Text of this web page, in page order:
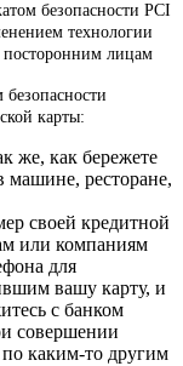
безопасности PCI
технологии
лицам
карты:
же, как бережете
машине, ресторане,
своей кредитной
или компаниям
для
вашу карту, и
с банком
совершении
каким-то другим